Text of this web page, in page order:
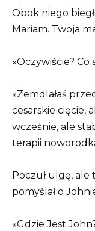
Obok niego
Mariam. Twoja
«Oczywiście? Co
«Zemdlałaś
cesarskie cięcie,
wcześnie, ale
terapii
Poczuł ulgę, ale
pomyślał o
«Gdzie Jest